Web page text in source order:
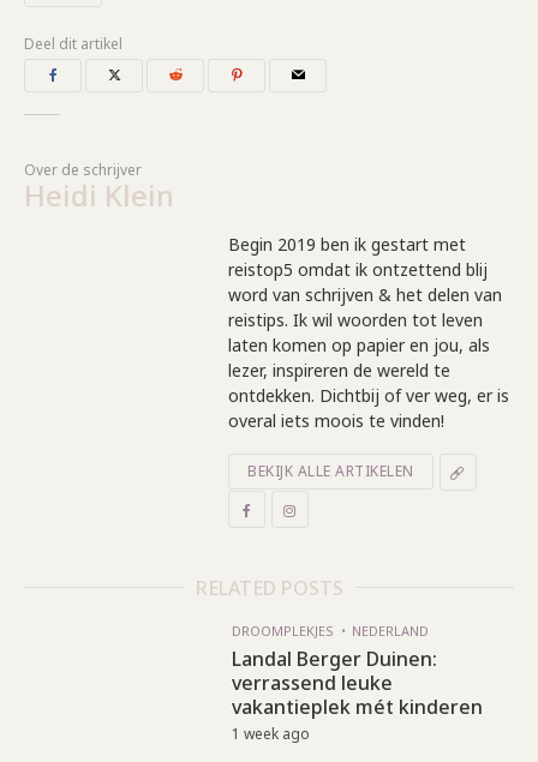
Deel dit artikel
Over de schrijver
Heidi Klein
Begin 2019 ben ik gestart met
reistop5 omdat ik ontzettend blij
word van schrijven & het delen van
reistips. Ik wil woorden tot leven
laten komen op papier en jou, als
lezer, inspireren de wereld te
ontdekken. Dichtbij of ver weg, er is
overal iets moois te vinden!
BEKIJK ALLE ARTIKELEN
RELATED POSTS
DROOMPLEKJES NEDERLAND
Landal Berger Duinen:
verrassend leuke
vakantieplek mét kinderen
1 week ago